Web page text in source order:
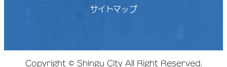
サイトマップ
Copyright © Shingu City All Right Reserved.